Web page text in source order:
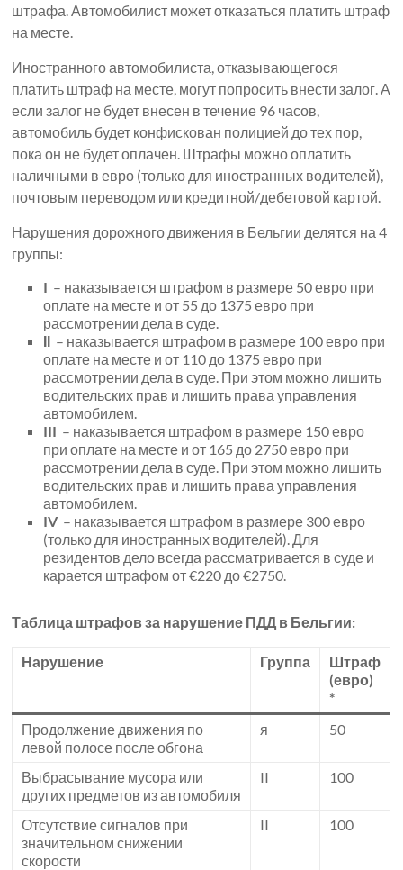
штрафа. Автомобилист может отказаться платить штраф
на месте.
Иностранного автомобилиста, отказывающегося
платить штраф на месте, могут попросить внести залог. А
если залог не будет внесен в течение 96 часов,
автомобиль будет конфискован полицией до тех пор,
пока он не будет оплачен. Штрафы можно оплатить
наличными в евро (только для иностранных водителей),
почтовым переводом или кредитной/дебетовой картой.
Нарушения дорожного движения в Бельгии делятся на 4
группы:
I – наказывается штрафом в размере 50 евро при
оплате на месте и от 55 до 1375 евро при
рассмотрении дела в суде.
ІІ – наказывается штрафом в размере 100 евро при
оплате на месте и от 110 до 1375 евро при
рассмотрении дела в суде. При этом можно лишить
водительских прав и лишить права управления
автомобилем.
III – наказывается штрафом в размере 150 евро
при оплате на месте и от 165 до 2750 евро при
рассмотрении дела в суде. При этом можно лишить
водительских прав и лишить права управления
автомобилем.
IV – наказывается штрафом в размере 300 евро
(только для иностранных водителей). Для
резидентов дело всегда рассматривается в суде и
карается штрафом от €220 до €2750.
Таблица штрафов за нарушение ПДД в Бельгии:
Нарушение Группа
Штраф
(евро)
*
Продолжение движения по
левой полосе после обгона
я 50
Выбрасывание мусора или
других предметов из автомобиля
II 100
Отсутствие сигналов при
значительном снижении
скорости
II 100